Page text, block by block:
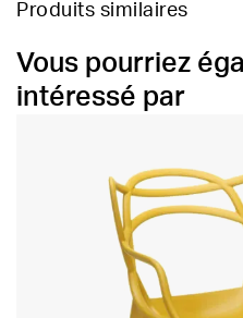
Produits similaires
Vous pourriez
intéressé par